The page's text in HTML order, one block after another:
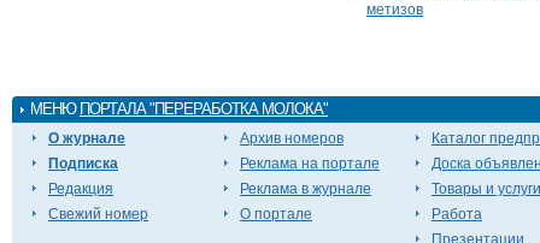
метизов
МЕНЮ ПОРТАЛА "ПЕРЕРАБОТКА МОЛОКА"
О журнале
Подписка
Редакция
Свежий номер
Архив номеров
Реклама на портале
Реклама в журнале
О портале
Каталог
Доска
Товары и услуги
Работа
Презентации